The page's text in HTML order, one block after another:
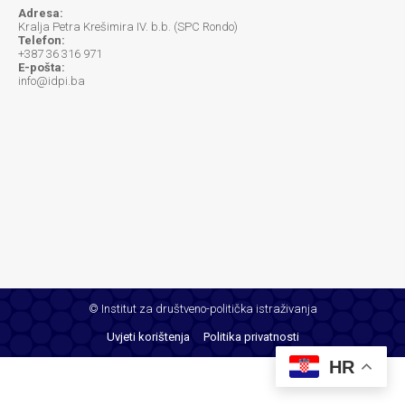
Adresa:
Kralja Petra Krešimira IV. b.b. (SPC Rondo)
Telefon:
+387 36 316 971
E-pošta:
info@idpi.ba
© Institut za društveno-politička istraživanja
Uvjeti korištenja Politika privatnosti
HR